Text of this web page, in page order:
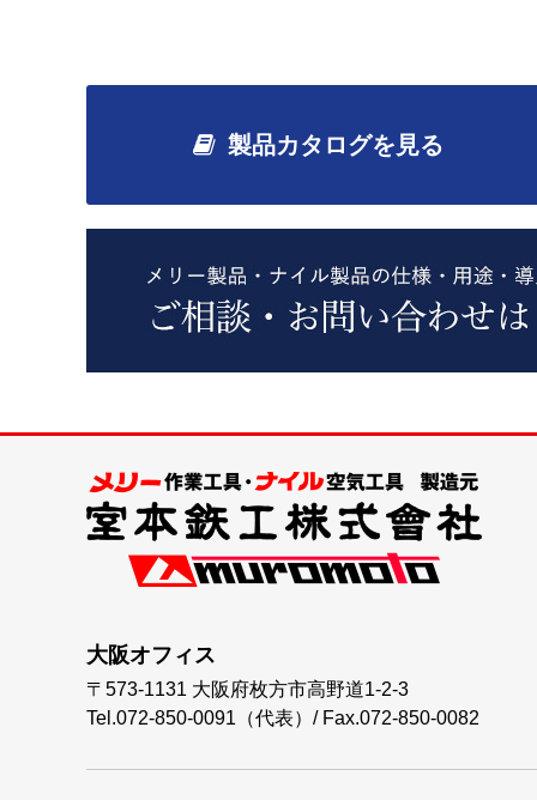
製品カタログを見る
大阪オフィス
〒573-1131 大阪府枚方市高野道1-2-3
Tel.072-850-0091（代表） / Fax.072-850-0082